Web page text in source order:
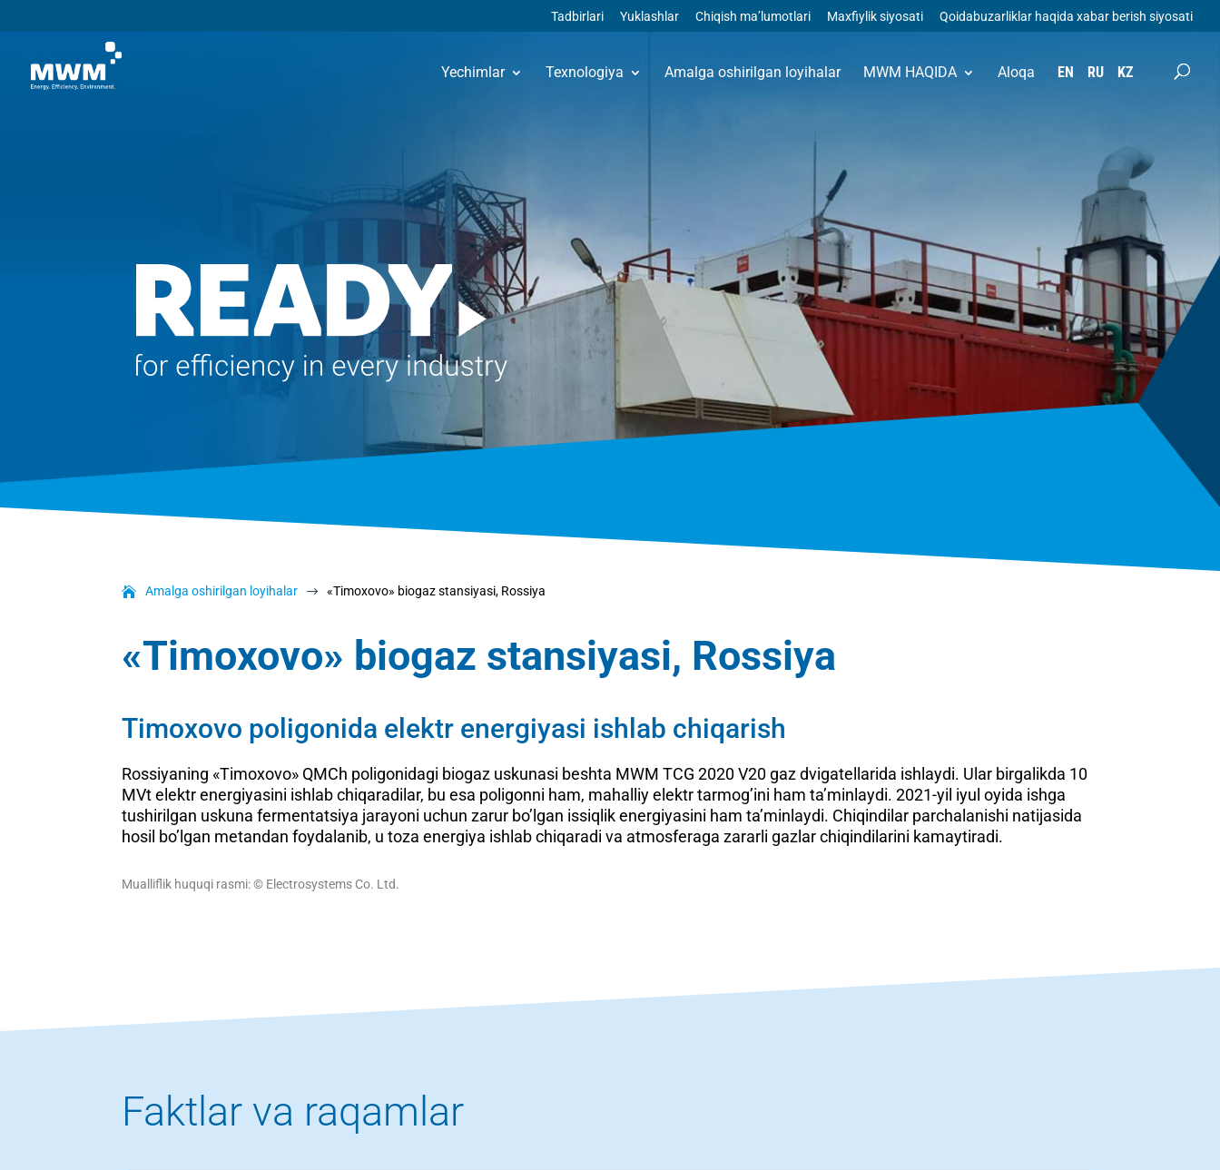
Tadbirlari Yuklashlar Chiqish ma’lumotlari Maxfiylik siyosati Qoidabuzarliklar haqida xabar berish siyosati
Yechimlar Texnologiya Amalga oshirilgan loyihalar MWM HAQIDA Aloqa EN RU KZ
Amalga oshirilgan loyihalar $ «Timoxovo» biogaz stansiyasi, Rossiya
«Timoxovo» biogaz stansiyasi, Rossiya
Timoxovo poligonida elektr energiyasi ishlab chiqarish
Rossiyaning «Timoxovo» QMCh poligonidagi biogaz uskunasi beshta MWM TCG 2020 V20 gaz dvigatellarida ishlaydi. Ular birgalikda 10
MVt elektr energiyasini ishlab chiqaradilar, bu esa poligonni ham, mahalliy elektr tarmog’ini ham ta’minlaydi. 2021-yil iyul oyida ishga
tushirilgan uskuna fermentatsiya jarayoni uchun zarur bo’lgan issiqlik energiyasini ham ta’minlaydi. Chiqindilar parchalanishi natijasida
hosil bo’lgan metandan foydalanib, u toza energiya ishlab chiqaradi va atmosferaga zararli gazlar chiqindilarini kamaytiradi.
Mualliflik huquqi rasmi: © Electrosystems Co. Ltd.
Faktlar va raqamlar